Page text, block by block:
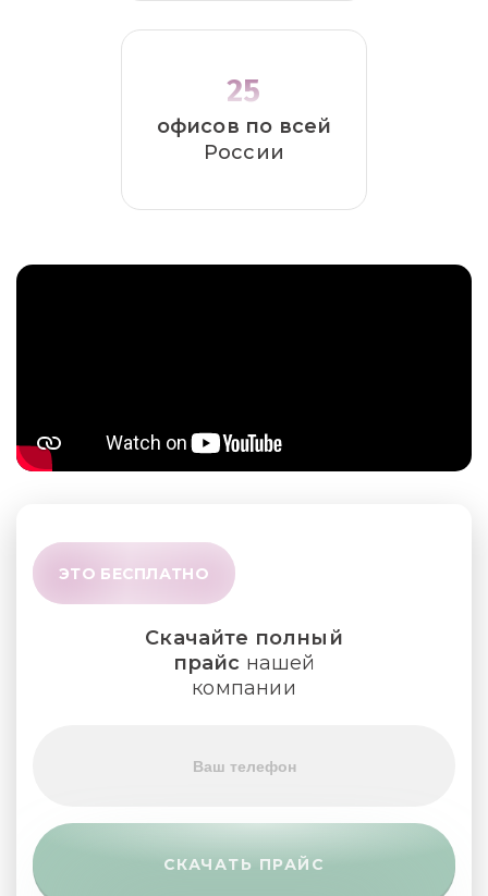
25
офисов по всей
России
ЭТО БЕСПЛАТНО
Скачайте полный
прайс нашей
компании
СКАЧАТЬ ПРАЙС